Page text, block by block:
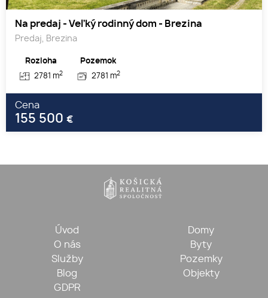
Na predaj - Veľký rodinný dom - Brezina
Predaj, Brezina
Rozloha
2781 m2
Pozemok
2781 m2
Cena
155 500 €
Úvod
O nás
Služby
Blog
GDPR
Domy
Byty
Pozemky
Objekty